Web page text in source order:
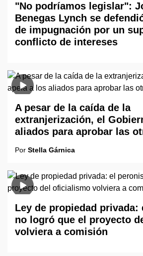
"No podríamos legislar":
Benegas Lynch se
de impugnación por un
conflicto de intereses
A pesar de la caída de la
extranjerización, el
aliados para aprobar las
Por Stella Gárnica
Ley de propiedad privada:
no logró que el proyecto
volviera a comisión